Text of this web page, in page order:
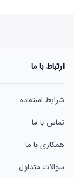
ارتباط با ما
شرایط استفاده
تماس با ما
همکاری با ما
سوالات متداول